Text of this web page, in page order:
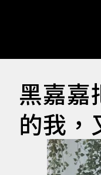
黑嘉嘉
的我，